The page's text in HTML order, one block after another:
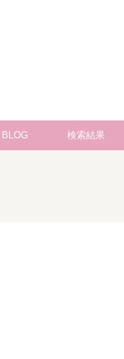
BLOG 検索結果